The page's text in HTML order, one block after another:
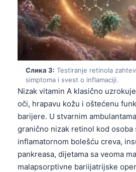
Слика 3: Testiranje retinola
simptoma i svest o inflamaciji.
Nizak vitamin A klasično
oči, hrapavu kožu i oštećenu
barijere. U stvarnim
granično nizak retinol kod osoba
inflamatornom bolešću creva,
pankreasa, dijetama sa veoma
malapsorptivne bariijatrijske